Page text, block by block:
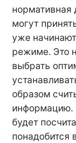
нормативная
могут
уже
режиме. Это
выбрать
образом
информацию.
будет
понадобится